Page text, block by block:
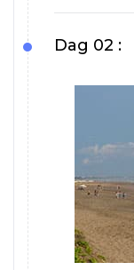
Dag 02 :